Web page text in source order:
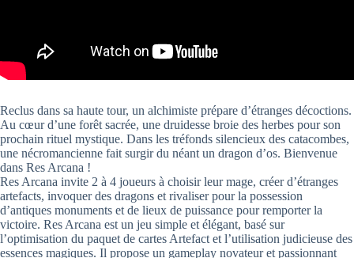
Reclus dans sa haute tour, un alchimiste prépare d’étranges décoctions.
Au cœur d’une forêt sacrée, une druidesse broie des herbes pour son
prochain rituel mystique. Dans les tréfonds silencieux des catacombes,
une nécromancienne fait surgir du néant un dragon d’os. Bienvenue
dans Res Arcana !
Res Arcana invite 2 à 4 joueurs à choisir leur mage, créer d’étranges
artefacts, invoquer des dragons et rivaliser pour la possession
d’antiques monuments et de lieux de puissance pour remporter la
victoire. Res Arcana est un jeu simple et élégant, basé sur
l’optimisation du paquet de cartes Artefact et l’utilisation judicieuse des
essences magiques. Il propose un gameplay novateur et passionnant